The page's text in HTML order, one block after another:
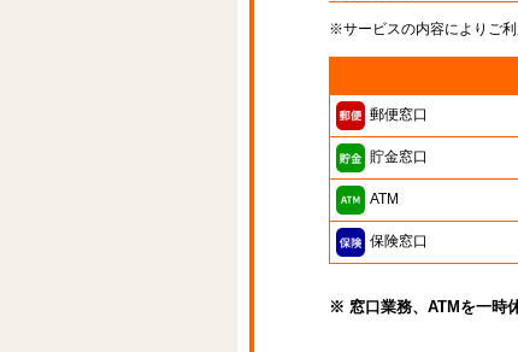
※サービスの内容によりご利
郵便窓口
貯金窓口
ATM
保険窓口
※ 窓口業務、ATMを一時